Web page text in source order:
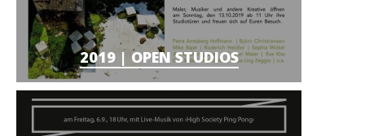
2019 | OPEN STUDIOS